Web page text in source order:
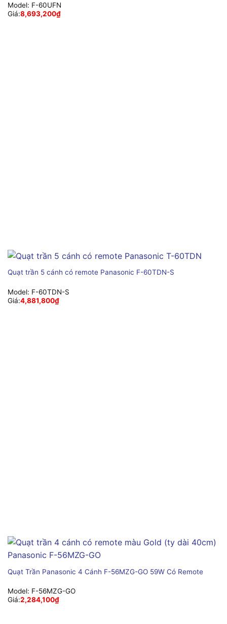
Model: F-60UFN
Giá:8,693,200₫
Quạt trần 5 cánh có remote Panasonic F-60TDN-S
Model: F-60TDN-S
Giá:4,881,800₫
Quạt Trần Panasonic 4 Cánh F-56MZG-GO 59W Có Remote
Model: F-56MZG-GO
Giá:2,284,100₫